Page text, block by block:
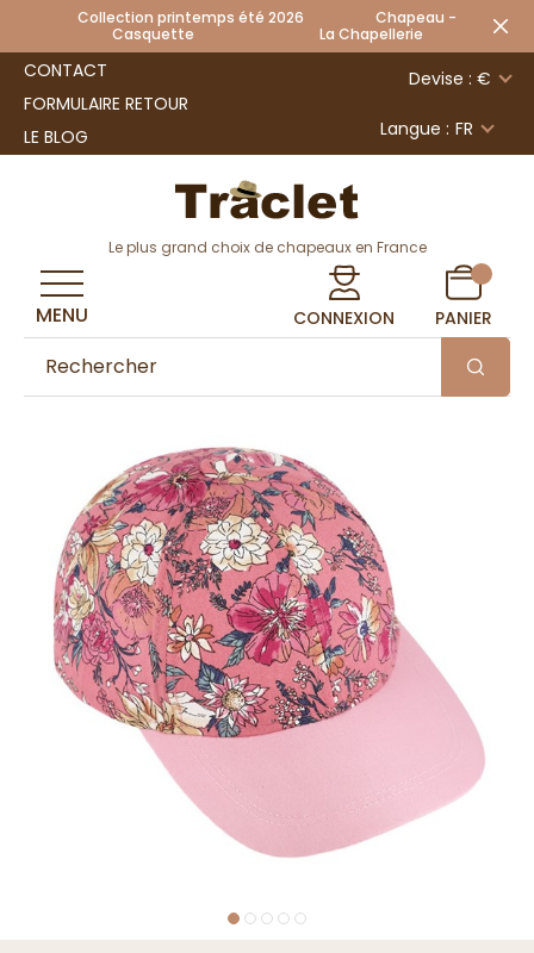
Collection printemps été 2026 Chapeau -
Casquette La Chapellerie
CONTACT
FORMULAIRE RETOUR
LE BLOG
Devise : €
Langue : FR
Le plus grand choix de chapeaux en France
CONNEXION PANIER
MENU